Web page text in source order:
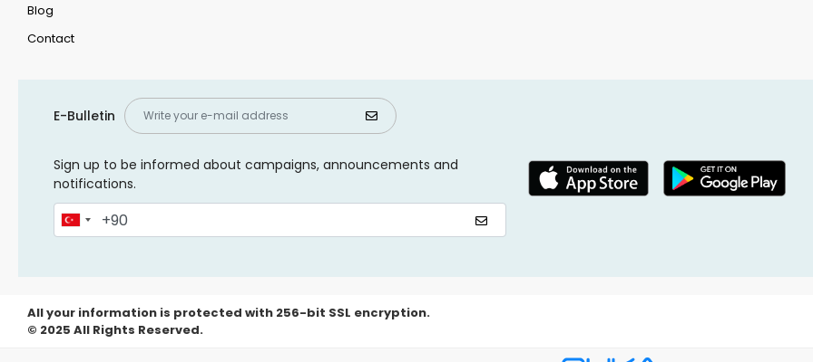
Blog
Contact
E-Bulletin
Sign up to be informed about campaigns, announcements and
notifications.
All your information is protected with 256-bit SSL encryption.
© 2025 All Rights Reserved.